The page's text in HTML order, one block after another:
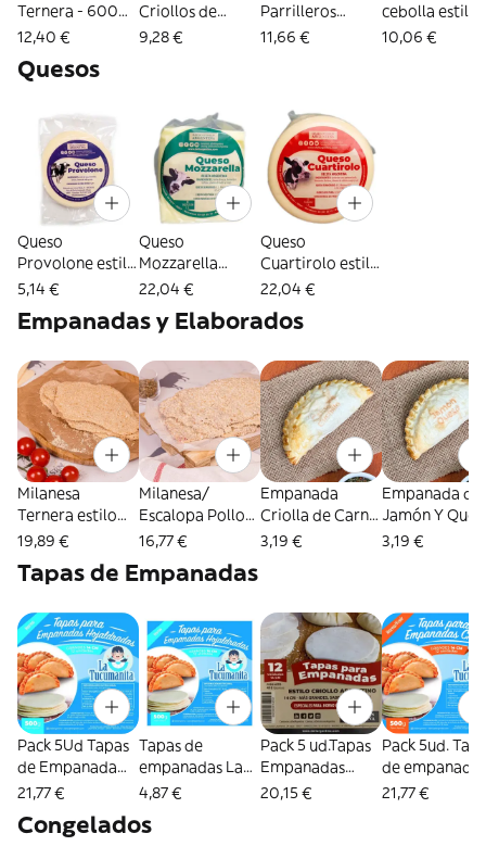
Ternera - 600
Gr (1630)
12,40 €
Criollos de
Cerdo estilo
9,28 €
Parrilleros
Cerdo Y Ternera
11,66 €
cebolla estilo
Argentino -
10,06 €
Quesos
Queso
Provolone estilo
Argentino - 200
5,14 €
Queso
Mozzarella
Estilo
(1656)
22,04 €
Queso
Cuartirolo estilo
Argentino - 1 Kg
22,04 €
Empanadas y Elaborados
Milanesa
Ternera estilo
Argentino (con
(2955)
19,89 €
Milanesa/
Escalopa Pollo-
con gluten-
600 gr (1644)
16,77 €
Empanada
Criolla de Carne
Cortada a
3,19 €
Empanada de
Jamón Y
estilo
3,19 €
Tapas de Empanadas
Pack 5Ud Tapas
de Empanada
Hojaldre Horno
14cm (4079)
21,77 €
Tapas de
empanadas La
Tucumanita-
- 14Cm (4129)
4,87 €
Pack 5 ud.Tapas
Empanadas
DeliArgentina 14
20,15 €
Pack 5ud.
de empanadas
criollas La
21,77 €
Congelados